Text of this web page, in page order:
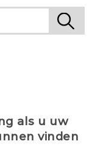
als u uw
vinden